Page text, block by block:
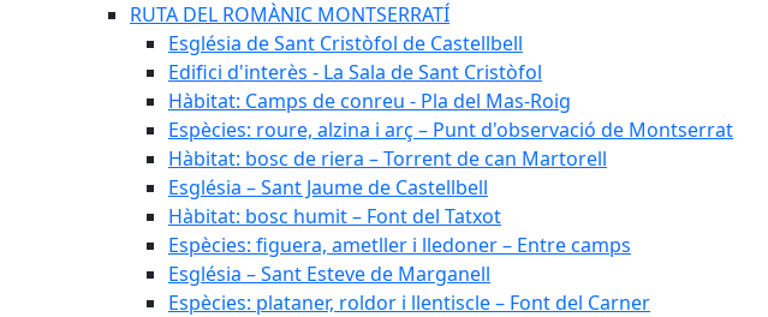
RUTA DEL ROMÀNIC MONTSERRATÍ
Església de Sant Cristòfol de Castellbell
Edifici d'interès - La Sala de Sant Cristòfol
Hàbitat: Camps de conreu - Pla del Mas-Roig
Espècies: roure, alzina i arç – Punt d'observació de Montserrat
Hàbitat: bosc de riera – Torrent de can Martorell
Església – Sant Jaume de Castellbell
Hàbitat: bosc humit – Font del Tatxot
Espècies: figuera, ametller i lledoner – Entre camps
Església – Sant Esteve de Marganell
Espècies: plataner, roldor i llentiscle – Font del Carner